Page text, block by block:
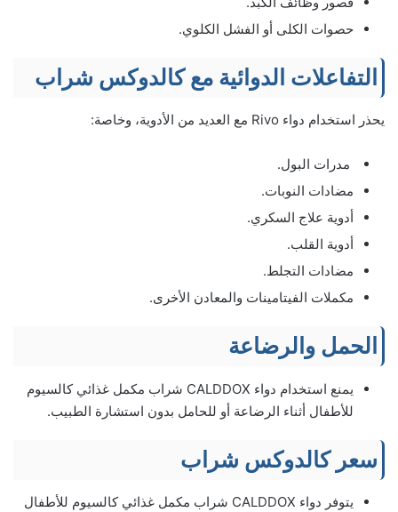
حصوات الكلى أو الفشل الكلوي.
التفاعلات الدوائية مع كالدوكس شراب
يحذر استخدام دواء Rivo مع العديد من الأدوية، وخاصة:
مدرات البول.
مضادات النوبات.
أدوية علاج السكري.
أدوية القلب.
مضادات التجلط.
مكملات الفيتامينات والمعادن الأخرى.
الحمل والرضاعة
يمنع استخدام دواء CALDDOX شراب مكمل غذائي كالسيوم
للأطفال أثناء الرضاعة أو للحامل بدون استشارة الطبيب.
سعر كالدوكس شراب
يتوفر دواء CALDDOX شراب مكمل غذائي كالسيوم للأطفال